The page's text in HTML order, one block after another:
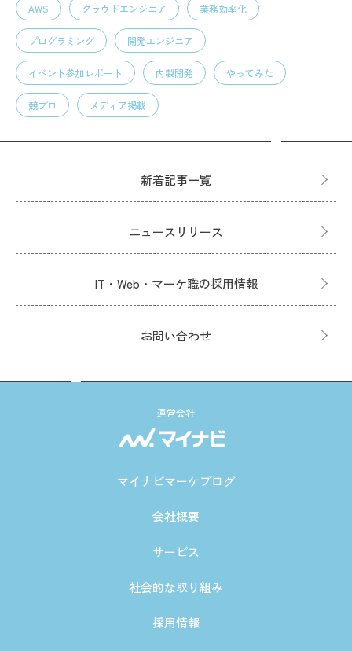
AWS クラウドエンジニア 業務効率化
プログラミング 開発エンジニア
イベント参加レポート 内製開発 やってみた
競プロ メディア掲載
新着記事一覧
ニュースリリース
IT・Web・マーケ職の採用情報
お問い合わせ
運営会社
マイナビマーケブログ
会社概要
サービス
社会的な取り組み
採用情報